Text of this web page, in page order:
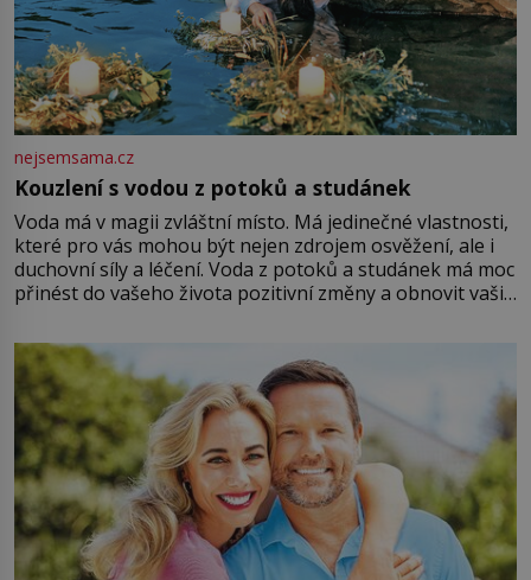
nejsemsama.cz
Kouzlení s vodou z potoků a studánek
Voda má v magii zvláštní místo. Má jedinečné vlastnosti,
které pro vás mohou být nejen zdrojem osvěžení, ale i
duchovní síly a léčení. Voda z potoků a studánek má moc
přinést do vašeho života pozitivní změny a obnovit vaši
můžete obohatit své rituály a přinést do svého života
větší harmonii a klid. Je důležité